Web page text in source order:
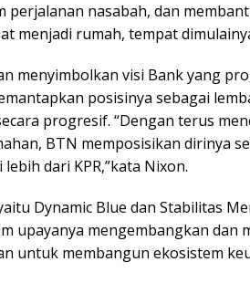
perjalanan nasabah, dan
menjadi rumah, tempat
menyimbolkan visi Bank yang
posisinya sebagai
progresif. “Dengan terus
BTN memposisikan dirinya
dari KPR,”kata Nixon.
Dynamic Blue dan Stabilitas
upayanya mengembangkan dan
untuk membangun ekosistem